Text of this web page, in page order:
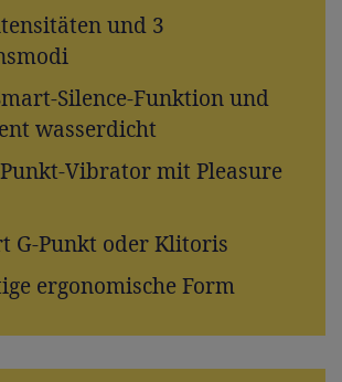
und 3
Silence-Funktion und
wasserdicht
Vibrator mit Pleasure
G-Punkt oder Klitoris
ergonomische Form